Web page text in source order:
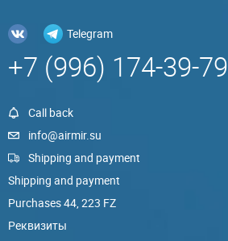
Telegram
+7 (996) 174-39-79
Call back
info@airmir.su
Shipping and payment
Shipping and payment
Purchases 44, 223 FZ
Реквизиты